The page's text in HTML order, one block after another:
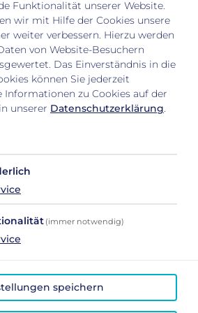
den Cookie Einstellungen die
für die korrekte Map-
Einstellungen
Funktionalität unserer Website.
wir mit Hilfe der Cookies unsere
weiter verbessern. Hierzu werden
von Website-Besuchern
Das Einverständnis in die
können Sie jederzeit
Informationen zu Cookies auf der
unserer Datenschutzerklärung.
(immer notwendig)
speichern